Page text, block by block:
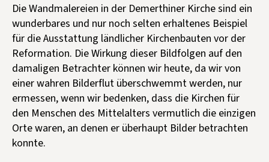
Die Wandmalereien in der Demerthiner Kirche sind ein
wunderbares und nur noch selten erhaltenes Beispiel
für die Ausstattung ländlicher Kirchenbauten vor der
Reformation. Die Wirkung dieser Bildfolgen auf den
damaligen Betrachter können wir heute, da wir von
einer wahren Bilderflut überschwemmt werden, nur
ermessen, wenn wir bedenken, dass die Kirchen für
den Menschen des Mittelalters vermutlich die einzigen
Orte waren, an denen er überhaupt Bilder betrachten
konnte.